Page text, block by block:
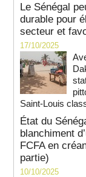
Le Sénégal
durable pour
secteur et
17/10/2025
Saint-Louis
État du
blanchiment
FCFA en
partie)
10/10/2025